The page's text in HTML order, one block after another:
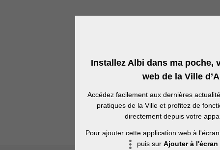
Installez Albi dans ma poche,
web de la Ville
Accédez facilement aux dernières
pratiques de la Ville et profitez de
directement depuis votre
Pour ajouter cette application web à
puis surAjouter à